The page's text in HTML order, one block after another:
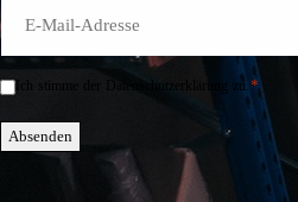
Mail
Einwilligung
Ich stimme der Datenschutzerklärung zu.*
Absenden